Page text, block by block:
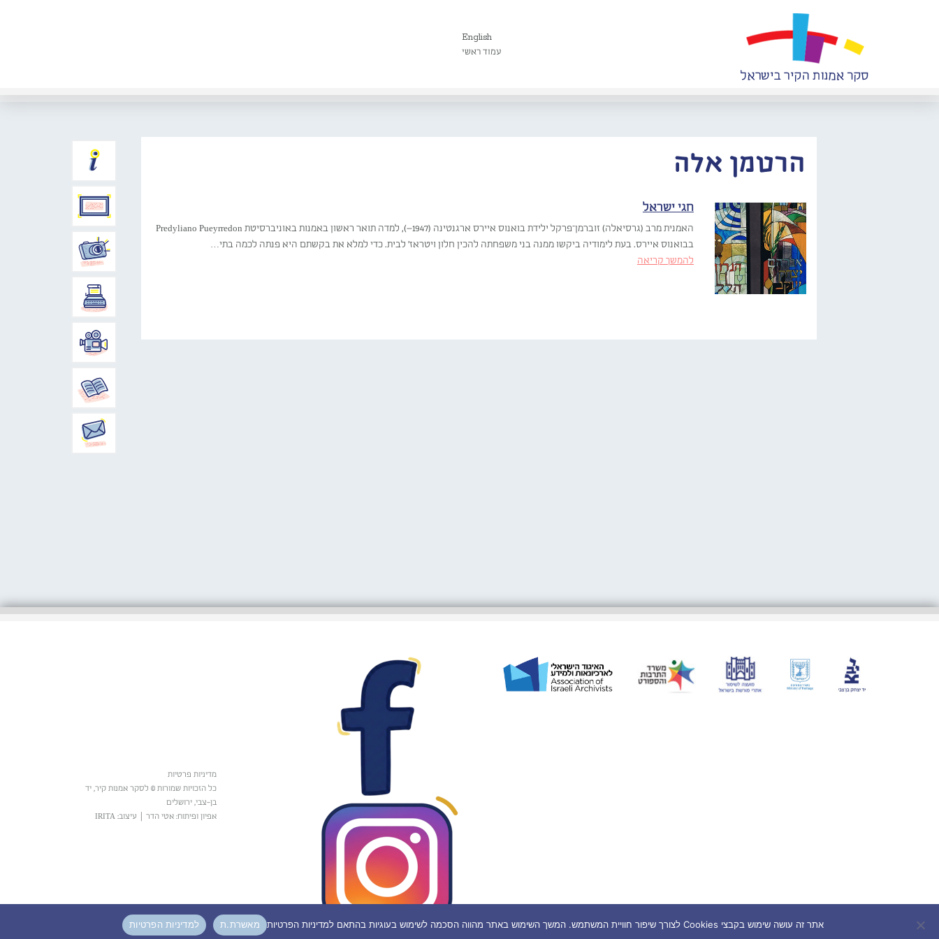
English
עמוד ראשי
הרטמן אלה
חגי ישראל
האמנית מרב (גרסיאלה) זוברמן־פרקל ילידת בואנוס איירס ארגנטינה (1947–), למדה תואר ראשון באמנות באוניברסיטת Predyliano Pueyrredon
בבואנוס איירס. בעת לימודיה ביקשו ממנה בני משפחתה להכין חלון ויטראז' לבית. כדי למלא את בקשתם היא פנתה לכמה בתי…
להמשך קריאה
אתר זה עושה שימוש בקבצי Cookies לצורך שיפור חוויית המשתמש. המשך השימוש באתר מהווה הסכמה לשימוש בעוגיות בהתאם למדיניות הפרטיות מאשרת.ת למדיניות הפרטיות
מדיניות פרטיות
כל הזכויות שמורות © לסקר אמנות קיר, יד
בן-צבי, ירושלים
אפיון ופיתוח: אטי הדר
עיצוב: IRITA